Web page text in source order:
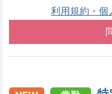
利用規約・個